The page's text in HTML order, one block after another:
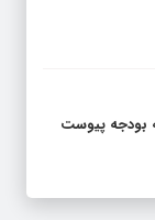
بودجه پیوست